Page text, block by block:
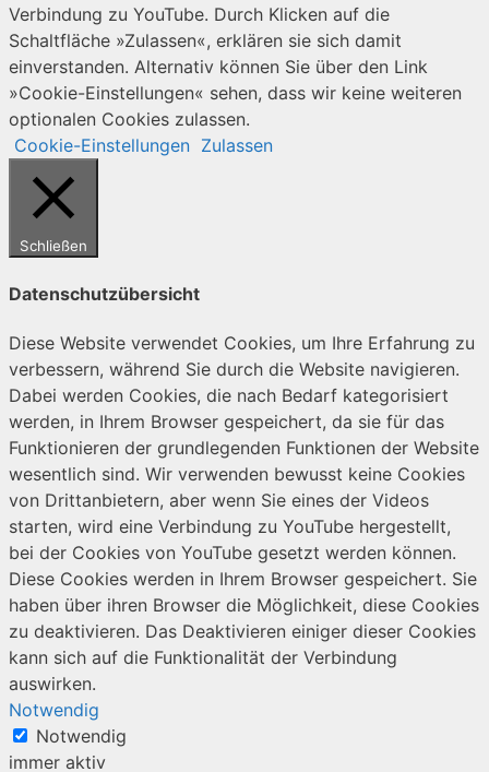
Verbindung zu YouTube. Durch Klicken auf die
Schaltfläche »Zulassen«, erklären sie sich damit
einverstanden. Alternativ können Sie über den Link
»Cookie-Einstellungen« sehen, dass wir keine weiteren
optionalen Cookies zulassen.
Cookie-Einstellungen Zulassen
Schließen
Datenschutzübersicht
Diese Website verwendet Cookies, um Ihre Erfahrung zu
verbessern, während Sie durch die Website navigieren.
Dabei werden Cookies, die nach Bedarf kategorisiert
werden, in Ihrem Browser gespeichert, da sie für das
Funktionieren der grundlegenden Funktionen der Website
wesentlich sind. Wir verwenden bewusst keine Cookies
von Drittanbietern, aber wenn Sie eines der Videos
starten, wird eine Verbindung zu YouTube hergestellt,
bei der Cookies von YouTube gesetzt werden können.
Diese Cookies werden in Ihrem Browser gespeichert. Sie
haben über ihren Browser die Möglichkeit, diese Cookies
zu deaktivieren. Das Deaktivieren einiger dieser Cookies
kann sich auf die Funktionalität der Verbindung
auswirken.
Notwendig
Notwendig
immer aktiv